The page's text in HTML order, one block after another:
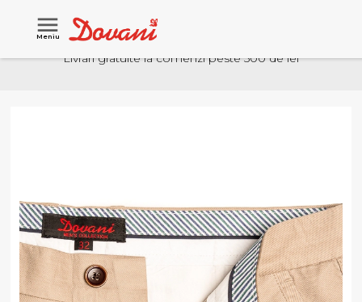
Meniu
Livrari gratuite la comenzi peste 500 de lei